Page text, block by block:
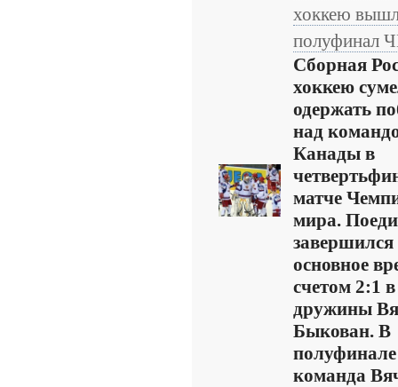
хоккею
полуфинал
Сборная
хоккею
одержать
над
Канады в
матче
мира.
завершился
основное
счетом 2:1
дружины
Быкован. В
полуфинале
команда